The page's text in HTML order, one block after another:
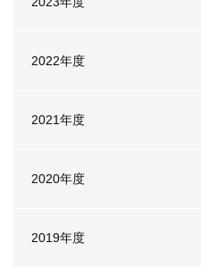
2022年度
2021年度
2020年度
2019年度